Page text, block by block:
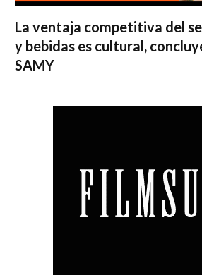
La ventaja competitiva del
y bebidas es cultural,
SAMY